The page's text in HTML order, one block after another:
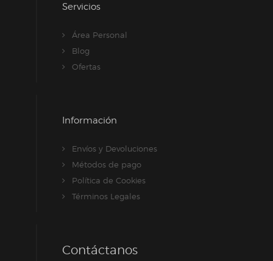
Servicios
Área Personal
Blog
Ofertas
Información
Envíos y Devoluciones
Métodos de pago
Política de Cookies
Términos Legales
Contáctanos